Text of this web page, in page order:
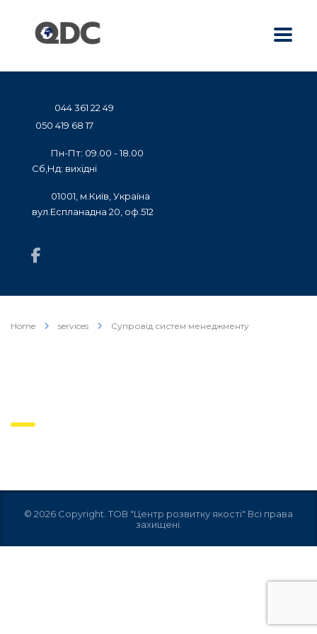
044 361 22 49
050 419 68 17
Пн-Пт: 09.00 - 18.00
Сб,Нд: вихідні
01001, м.Київ, Україна
вул.Еспланадна 20, оф.512
Home services Супровід систем менеджменту
© 2026 Copyright. ТОВ "Центр розвитку якості" Всі права
захищені.